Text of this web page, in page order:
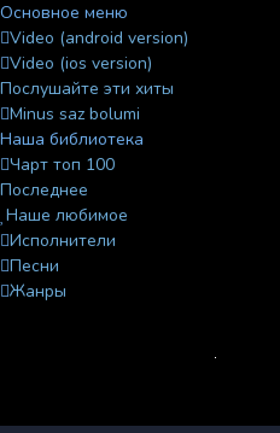
Основное меню
Video (android version)
Video (ios version)
Послушайте эти хиты
Minus saz bolumi
Наша библиотека
Чарт топ 100
Последнее
Наше любимое
Исполнители
Песни
Жанры